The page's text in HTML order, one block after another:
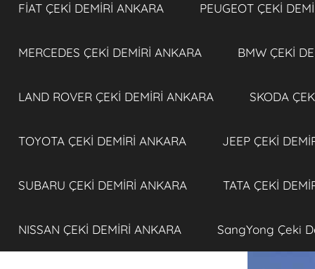
FİAT ÇEKİ DEMİRİ ANKARA PEUGEOT ÇEKİ
MERCEDES ÇEKİ DEMİRİ ANKARA BMW ÇEKİ
LAND ROVER ÇEKİ DEMİRİ ANKARA SKODA
TOYOTA ÇEKİ DEMİRİ ANKARA JEEP ÇEKİ
SUBARU ÇEKİ DEMİRİ ANKARA TATA ÇEKİ
NISSAN ÇEKİ DEMİRİ ANKARA SangYong Çeki